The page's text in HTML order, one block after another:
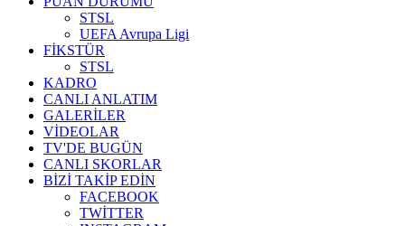
STSL
UEFA Avrupa Ligi
FİKSTÜR
STSL
KADRO
CANLI ANLATIM
GALERİLER
VİDEOLAR
TV'DE BUGÜN
CANLI SKORLAR
BİZİ TAKİP EDİN
FACEBOOK
TWİTTER